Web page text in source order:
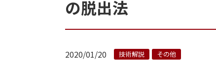
の脱出法
2020/01/20 技術解説 その他